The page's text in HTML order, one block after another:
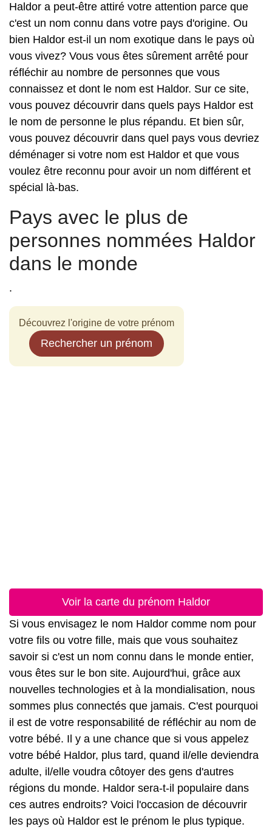
Haldor a peut-être attiré votre attention parce que
c'est un nom connu dans votre pays d'origine. Ou
bien Haldor est-il un nom exotique dans le pays où
vous vivez? Vous vous êtes sûrement arrêté pour
réfléchir au nombre de personnes que vous
connaissez et dont le nom est Haldor. Sur ce site,
vous pouvez découvrir dans quels pays Haldor est
le nom de personne le plus répandu. Et bien sûr,
vous pouvez découvrir dans quel pays vous devriez
déménager si votre nom est Haldor et que vous
voulez être reconnu pour avoir un nom différent et
spécial là-bas.
Pays avec le plus de
personnes nommées Haldor
dans le monde
.
Découvrez l'origine de votre prénom
Rechercher un prénom
Voir la carte du prénom Haldor
Si vous envisagez le nom Haldor comme nom pour
votre fils ou votre fille, mais que vous souhaitez
savoir si c'est un nom connu dans le monde entier,
vous êtes sur le bon site. Aujourd'hui, grâce aux
nouvelles technologies et à la mondialisation, nous
sommes plus connectés que jamais. C'est pourquoi
il est de votre responsabilité de réfléchir au nom de
votre bébé. Il y a une chance que si vous appelez
votre bébé Haldor, plus tard, quand il/elle deviendra
adulte, il/elle voudra côtoyer des gens d'autres
régions du monde. Haldor sera-t-il populaire dans
ces autres endroits? Voici l'occasion de découvrir
les pays où Haldor est le prénom le plus typique.